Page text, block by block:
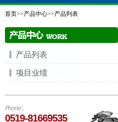
首页>>产品中心>>产品列表
产品列表
项目业绩
0519-81669535